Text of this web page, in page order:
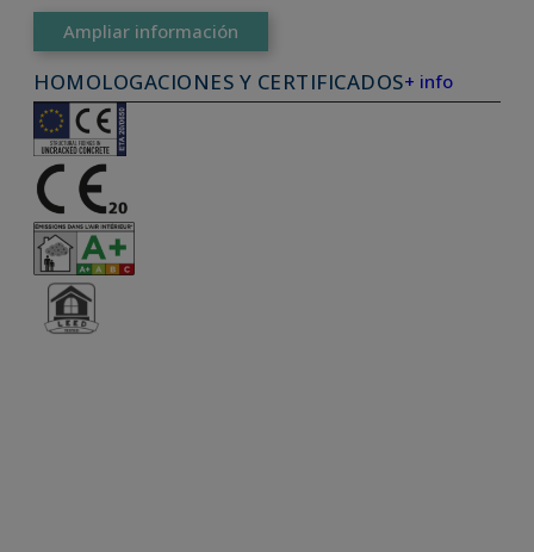
Ampliar información
HOMOLOGACIONES Y CERTIFICADOS+ info